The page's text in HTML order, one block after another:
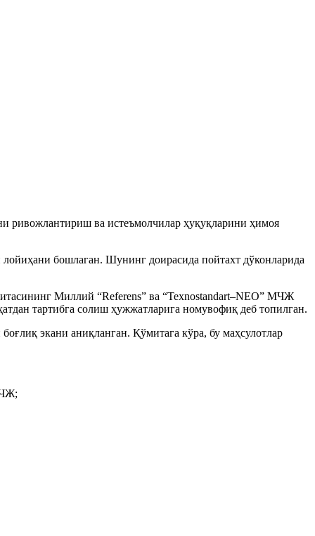
ривожлантириш ва истеъмолчилар ҳуқуқларини ҳимоя
бошлаган. Шунинг доирасида пойтахт дўконларида
Миллий “Referens” ва “Texnostandart–NEO” МЧЖ
тартибга солиш ҳужжатларига номувофиқ деб топилган.
экани аниқланган. Қўмитага кўра, бу маҳсулотлар